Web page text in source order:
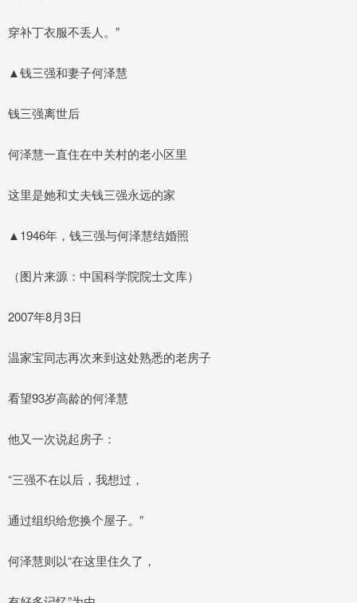
穿补丁衣服不丢人。”
▲钱三强和妻子何泽慧
钱三强离世后
何泽慧一直住在中关村的老小区里
这里是她和丈夫钱三强永远的家
▲1946年，钱三强与何泽慧结婚照
（图片来源：中国科学院院士文库）
2007年8月3日
温家宝同志再次来到这处熟悉的老房子
看望93岁高龄的何泽慧
他又一次说起房子：
“三强不在以后，我想过，
通过组织给您换个屋子。”
何泽慧则以“在这里住久了，